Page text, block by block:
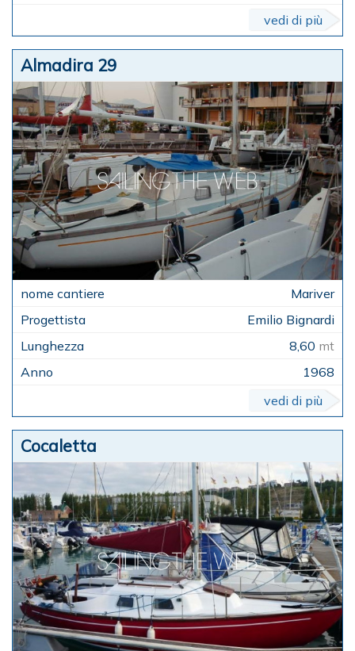
vedi di più
Almadira 29
Mariver
Emilio Bignardi
8,60 mt
1968
vedi di più
Cocaletta